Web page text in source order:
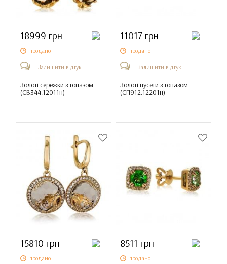
18999 грн
продано
Залишити відгук
Золоті сережки з топазом
(СВ344.12011н)
11017 грн
продано
Залишити відгук
Золоті пусети з топазом
(СП912.12201н)
15810 грн
продано
8511 грн
продано